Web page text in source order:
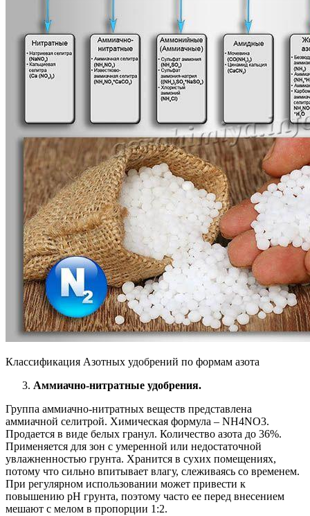
Классификация Азотных удобрений по формам азота
Аммиачно-нитратные удобрения.
Группа аммиачно-нитратных веществ представлена
аммиачной селитрой. Химическая формула – NH4NO3.
Продается в виде белых гранул. Количество азота до 36%.
Применяется для зон с умеренной или недостаточной
увлажненностью грунта. Хранится в сухих помещениях,
потому что сильно впитывает влагу, слеживаясь со временем.
При регулярном использовании может привести к
повышению pH грунта, поэтому часто ее перед внесением
мешают с мелом в пропорции 1:2.